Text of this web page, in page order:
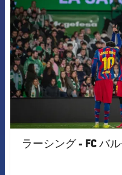
ラーシング - FC バ